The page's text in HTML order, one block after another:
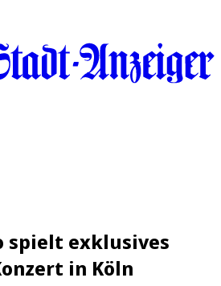
spielt exklusives
in Köln